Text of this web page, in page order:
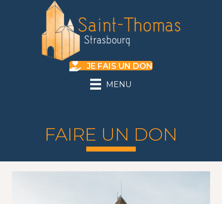
JE FAIS UN DON
MENU
FAIRE UN DON